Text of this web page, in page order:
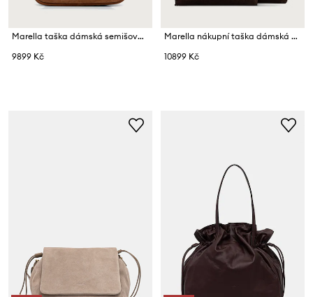
Marella taška dámská semišová MLALEVA
9899 Kč
Marella nákupní taška dámská semišová MLAECRU
10899 Kč